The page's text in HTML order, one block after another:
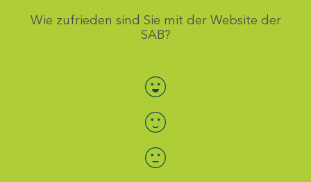
Wie zufrieden sind Sie mit der Website der
SAB?
Bewertung auswählen